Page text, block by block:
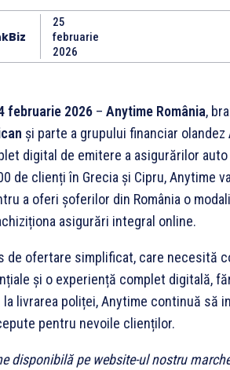
25
februarie
2026
februarie 2026– Anytime România,
și parte a grupului financiar olandez
digital de emitere a asigurărilor auto
de clienți în Grecia și Cipru, Anytime
a oferi șoferilor din România o
asigurări integral online.
de ofertare simplificat, care necesită
și o experiență complet digitală,
la livrarea poliței, Anytime continuă să
pentru nevoile clienților.
disponibilă pe website-ul nostru